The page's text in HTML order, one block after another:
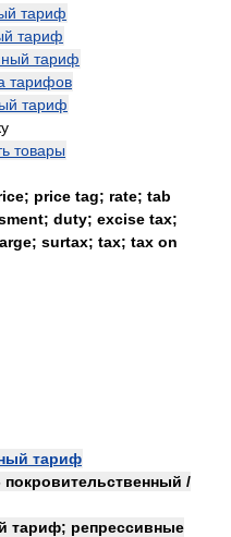
тариф
тариф
тариф
тарифов
тариф
товары
price tag; rate; tab
duty; excise tax;
surtax; tax; tax on
тариф
/
тариф; репрессивные